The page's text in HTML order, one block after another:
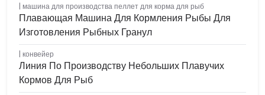
машина для производства пеллет для корма для рыб
Плавающая Машина Для Кормления Рыбы Для
Изготовления Рыбных Гранул
конвейер
Линия По Производству Небольших Плавучих
Кормов Для Рыб